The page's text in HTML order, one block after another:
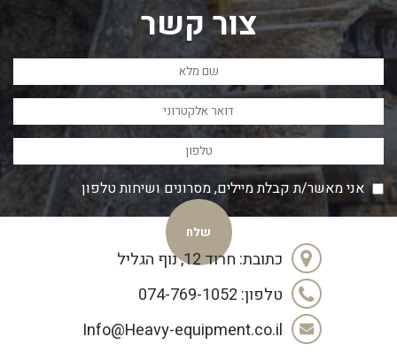
צור קשר
אני מאשר/ת קבלת מיילים, מסרונים ושיחות טלפון
כתובת: חרוד 12, נוף הגליל
טלפון: 074-769-1052
Info@Heavy-equipment.co.il